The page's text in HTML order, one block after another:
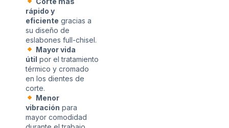
rápido y
eficiente gracias a
su diseño de
eslabones full-chisel.
Mayor vida
útil por el tratamiento
térmico y cromado
en los dientes de
corte.
Menor
vibración para
mayor comodidad